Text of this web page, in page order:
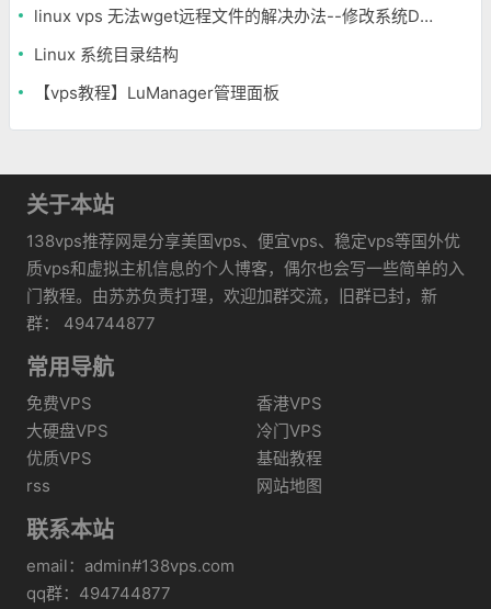
linux vps 无法wget远程文件的解决办法--修改系统DNS
Linux 系统目录结构
【vps教程】LuManager管理面板
关于本站
138vps推荐网是分享美国vps、便宜vps、稳定vps等国外优
质vps和虚拟主机信息的个人博客，偶尔也会写一些简单的入
门教程。由苏苏负责打理，欢迎加群交流，旧群已封，新
群： 494744877
常用导航
免费VPS
香港VPS
大硬盘VPS
冷门VPS
优质VPS
基础教程
rss
网站地图
联系本站
email：admin#138vps.com
qq群：494744877